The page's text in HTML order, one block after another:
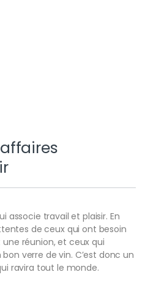
associe travail et plaisir. En
de ceux qui ont besoin
réunion, et ceux qui
verre de vin. C’est donc un
ravira tout le monde.